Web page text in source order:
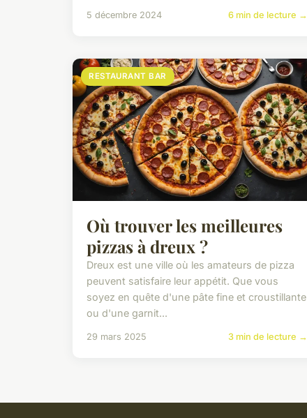
5 décembre 2024 6 min de lecture →
RESTAURANT BAR
Où trouver les meilleures
pizzas à dreux ?
Dreux est une ville où les amateurs de pizza
peuvent satisfaire leur appétit. Que vous
soyez en quête d'une pâte fine et croustillante
ou d'une garnit...
29 mars 2025 3 min de lecture →